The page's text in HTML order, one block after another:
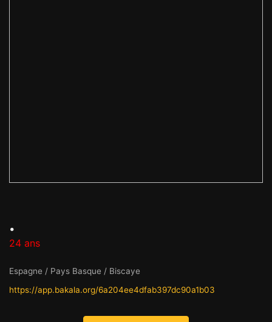
.
24 ans
Espagne / Pays Basque / Biscaye
https://app.bakala.org/6a204ee4dfab397dc90a1b03